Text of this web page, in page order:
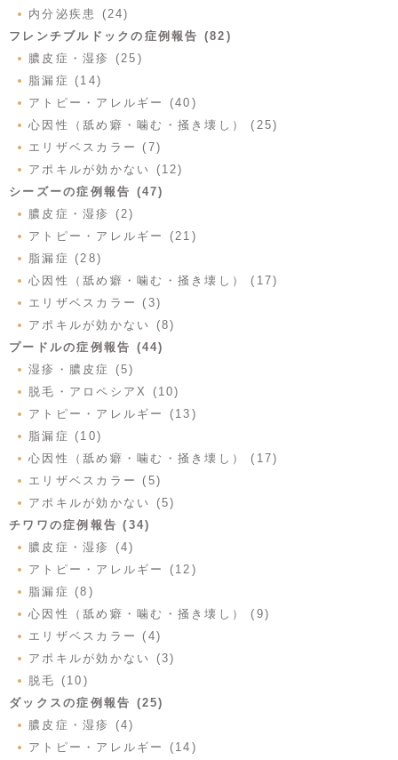
内分泌疾患 (24)
フレンチブルドックの症例報告 (82)
膿皮症・湿疹 (25)
脂漏症 (14)
アトピー・アレルギー (40)
心因性（舐め癖・噛む・掻き壊し） (25)
エリザベスカラー (7)
アポキルが効かない (12)
シーズーの症例報告 (47)
膿皮症・湿疹 (2)
アトピー・アレルギー (21)
脂漏症 (28)
心因性（舐め癖・噛む・掻き壊し） (17)
エリザベスカラー (3)
アポキルが効かない (8)
プードルの症例報告 (44)
湿疹・膿皮症 (5)
脱毛・アロペシアX (10)
アトピー・アレルギー (13)
脂漏症 (10)
心因性（舐め癖・噛む・掻き壊し） (17)
エリザベスカラー (5)
アポキルが効かない (5)
チワワの症例報告 (34)
膿皮症・湿疹 (4)
アトピー・アレルギー (12)
脂漏症 (8)
心因性（舐め癖・噛む・掻き壊し） (9)
エリザベスカラー (4)
アポキルが効かない (3)
脱毛 (10)
ダックスの症例報告 (25)
膿皮症・湿疹 (4)
アトピー・アレルギー (14)